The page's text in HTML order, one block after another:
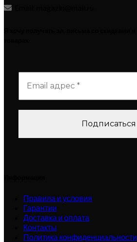
Правила и условия
Гарантии
Доставка и оплата
Контакты
Политика конфиденциальности